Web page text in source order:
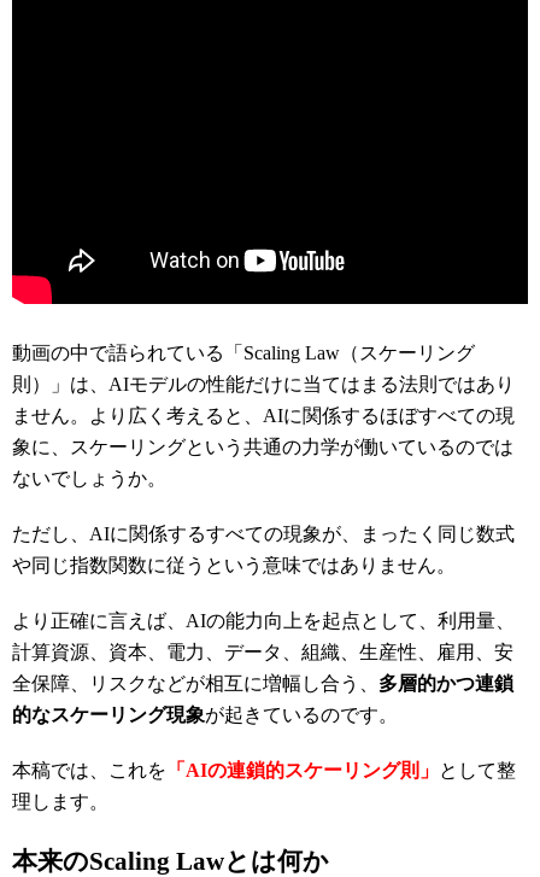
動画の中で語られている「Scaling Law（スケーリング
則）」は、AIモデルの性能だけに当てはまる法則ではあり
ません。より広く考えると、AIに関係するほぼすべての現
象に、スケーリングという共通の力学が働いているのでは
ないでしょうか。
ただし、AIに関係するすべての現象が、まったく同じ数式
や同じ指数関数に従うという意味ではありません。
より正確に言えば、AIの能力向上を起点として、利用量、
計算資源、資本、電力、データ、組織、生産性、雇用、安
全保障、リスクなどが相互に増幅し合う、 多層的かつ連鎖
的なスケーリング現象が起きているのです。
本稿では、これを 「AIの連鎖的スケーリング則」 として整
理します。
本来のScaling Lawとは何か